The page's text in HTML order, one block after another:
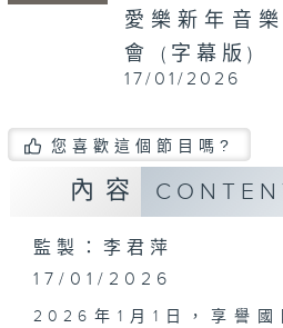
愛樂新年音樂
會 (字幕版)
17/01/2026
您喜歡這個節目嗎?
內容
監製：李君萍
17/01/2026
2026年1月1日，享譽國